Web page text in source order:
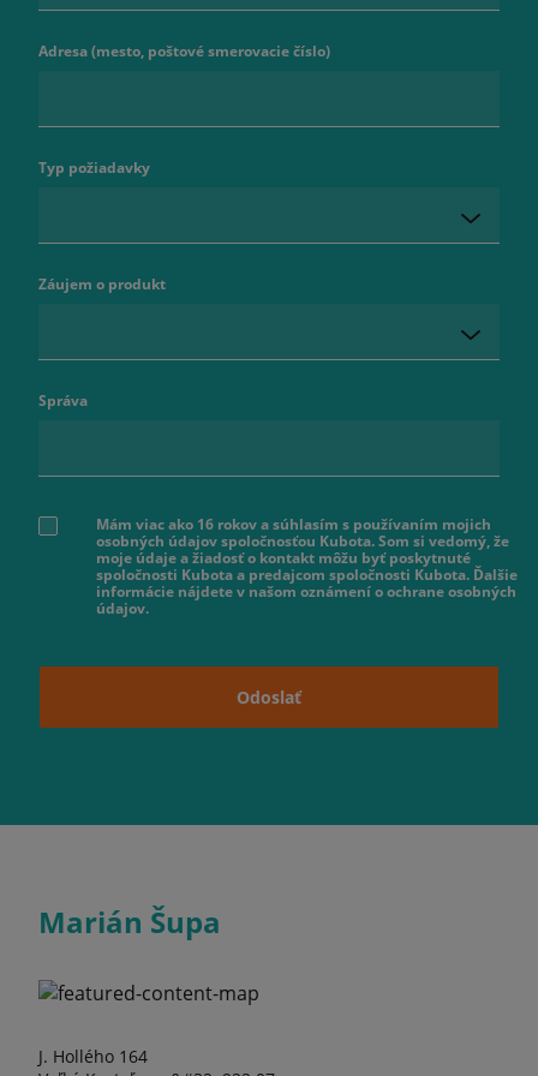
Adresa (mesto, poštové smerovacie číslo)
Typ požiadavky
Záujem o produkt
Správa
Mám viac ako 16 rokov a súhlasím s používaním mojich
osobných údajov spoločnosťou Kubota. Som si vedomý, že
moje údaje a žiadosť o kontakt môžu byť poskytnuté
spoločnosti Kubota a predajcom spoločnosti Kubota. Ďalšie
informácie nájdete v našom oznámení o ochrane osobných
údajov.
Odoslať
Marián Šupa
J. Hollého 164